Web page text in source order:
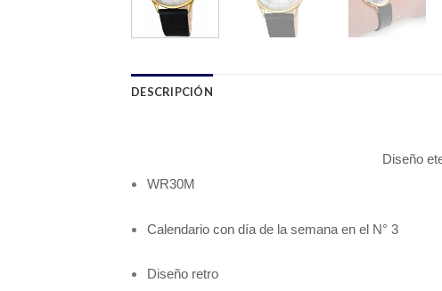
DESCRIPCIÓN
Diseño
WR30M
Calendario con día de la semana en el N° 3
Diseño retro